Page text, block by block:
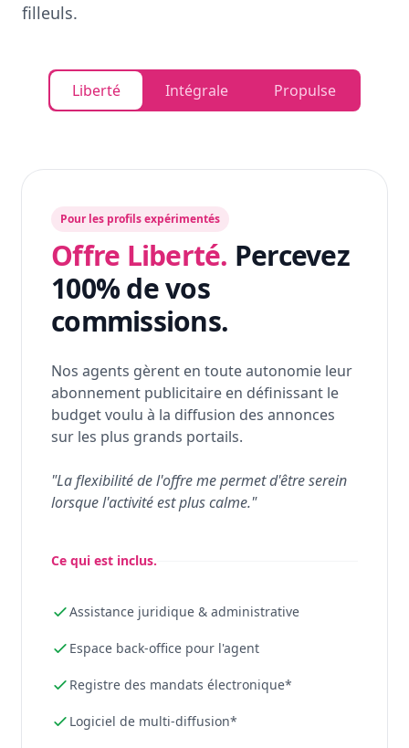
filleuls.
Liberté Intégrale Propulse
Pour les profils expérimentés
Offre Liberté. Percevez
100% de vos
commissions.
Nos agents gèrent en toute autonomie leur
abonnement publicitaire en définissant le
budget voulu à la diffusion des annonces
sur les plus grands portails.
"La flexibilité de l'offre me permet d'être serein
lorsque l'activité est plus calme."
Ce qui est inclus.
Assistance juridique & administrative
Espace back-office pour l'agent
Registre des mandats électronique*
Logiciel de multi-diffusion*